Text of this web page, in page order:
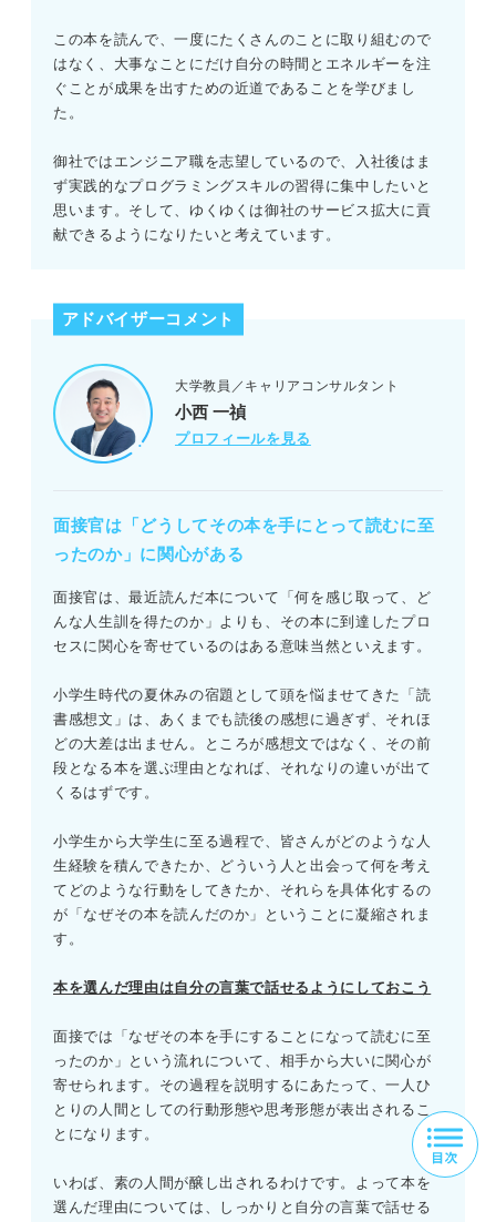
この本を読んで、一度にたくさんのことに取り組むので
はなく、大事なことにだけ自分の時間とエネルギーを注
ぐことが成果を出すための近道であることを学びまし
た。
御社ではエンジニア職を志望しているので、入社後はま
ず実践的なプログラミングスキルの習得に集中したいと
思います。そして、ゆくゆくは御社のサービス拡大に貢
献できるようになりたいと考えています。
アドバイザーコメント
大学教員／キャリアコンサルタント
小西 一禎
プロフィールを見る
面接官は「どうしてその本を手にとって読むに至
ったのか」に関心がある
面接官は、最近読んだ本について「何を感じ取って、ど
んな人生訓を得たのか」よりも、その本に到達したプロ
セスに関心を寄せているのはある意味当然といえます。
小学生時代の夏休みの宿題として頭を悩ませてきた「読
書感想文」は、あくまでも読後の感想に過ぎず、それほ
どの大差は出ません。ところが感想文ではなく、その前
段となる本を選ぶ理由となれば、それなりの違いが出て
くるはずです。
小学生から大学生に至る過程で、皆さんがどのような人
生経験を積んできたか、どういう人と出会って何を考え
てどのような行動をしてきたか、それらを具体化するの
が「なぜその本を読んだのか」ということに凝縮されま
す。
本を選んだ理由は自分の言葉で話せるようにしておこう
面接では「なぜその本を手にすることになって読むに至
ったのか」という流れについて、相手から大いに関心が
寄せられます。その過程を説明するにあたって、一人ひ
とりの人間としての行動形態や思考形態が表出されるこ
とになります。
いわば、素の人間が醸し出されるわけです。よって本を
選んだ理由については、しっかりと自分の言葉で話せる